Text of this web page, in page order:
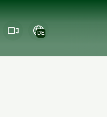
DE